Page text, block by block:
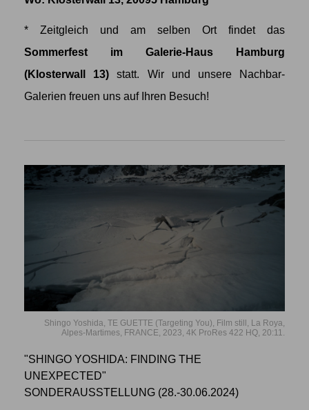
* Zeitgleich und am selben Ort findet das
Sommerfest im Galerie-Haus Hamburg
(Klosterwall 13) statt. Wir und unsere Nachbar-
Galerien freuen uns auf Ihren Besuch!
Shingo Yoshida, TE GUETTE (Targeting You), Film still, La Roya,
Alpes-Martimes, FRANCE, 2023, 4K ProRes 422 HQ, 20:11.
"SHINGO YOSHIDA: FINDING THE
UNEXPECTED"
SONDERAUSSTELLUNG (28.-30.06.2024)